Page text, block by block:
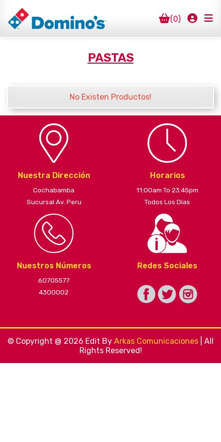
Sandwich
(0)
PASTAS
No Existen Productos!
Nuestra Dirección
Cochabamba
Sucursal Av. Peru
Horarios
11:00am To 23:45pm
Todos Los Días
Nuestros Números
60705577
4300002
Redes Sociales
© Copyright @ 2026 Edit By Arkas Comunicaciones | All
Rights Reserved!